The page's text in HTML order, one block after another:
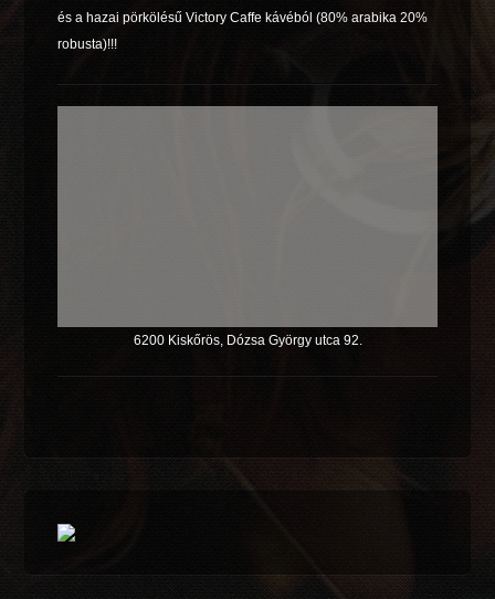
és a hazai pörkölésű Victory Caffe kávéból (80% arabika 20%
robusta)!!!
6200 Kiskőrös, Dózsa György utca 92.